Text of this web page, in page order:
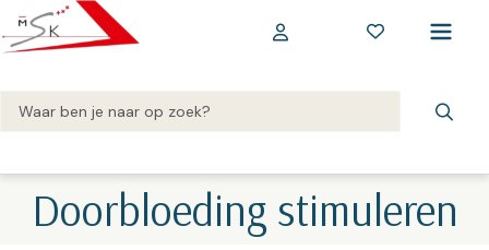
Doorbloeding stimuleren